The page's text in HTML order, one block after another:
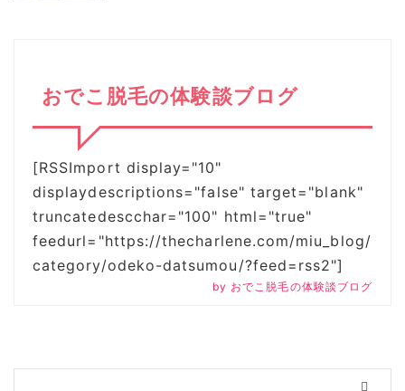
おでこ脱毛の体験談ブログ
[RSSImport display="10"
displaydescriptions="false" target="blank"
truncatedescchar="100" html="true"
feedurl="https://thecharlene.com/miu_blog/
category/odeko-datsumou/?feed=rss2"]
by おでこ脱毛の体験談ブログ